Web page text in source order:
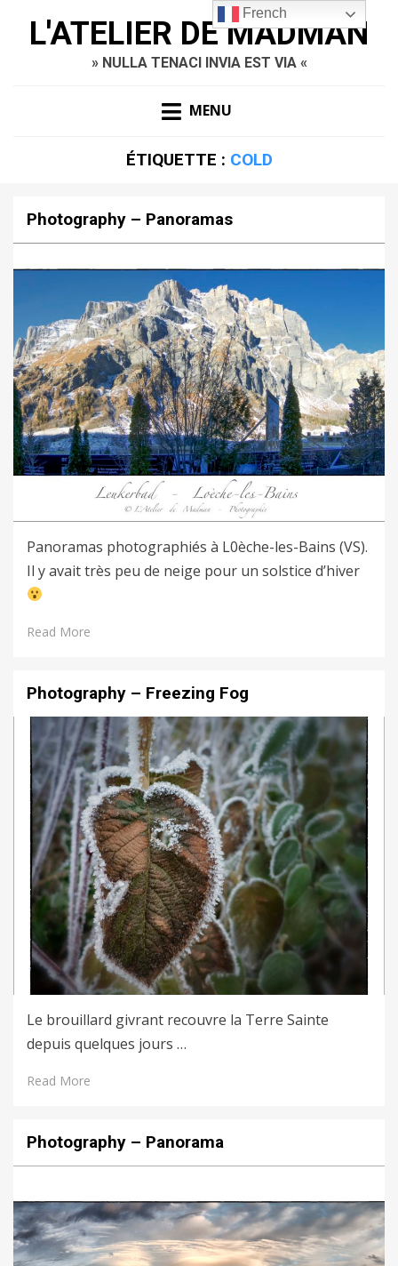
L'ATELIER DE MADMAN
» NULLA TENACI INVIA EST VIA «
MENU
ÉTIQUETTE : COLD
Photography – Panoramas
Panoramas photographiés à L0èche-les-Bains (VS).
Il y avait très peu de neige pour un solstice d’hiver
Read More
Photography – Freezing Fog
Le brouillard givrant recouvre la Terre Sainte
depuis quelques jours …
Read More
Photography – Panorama
French